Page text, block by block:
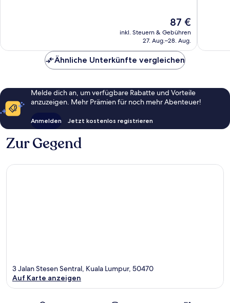
Der
Preis
beträgt
87 €
inkl. Steuern & Gebühren
27. Aug.–28. Aug.
Ähnliche Unterkünfte vergleichen
Melde dich an, um verfügbare Rabatte und Vorteile
anzuzeigen. Mehr Prämien für noch mehr Abenteuer!
Anmelden Jetzt kostenlos registrieren
Zur Gegend
3 Jalan Stesen Sentral, Kuala Lumpur, 50470
Auf Karte anzeigen